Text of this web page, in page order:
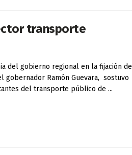
transporte
del gobierno regional en la fijación de
gobernador Ramón Guevara, sostuvo
del transporte público de ...